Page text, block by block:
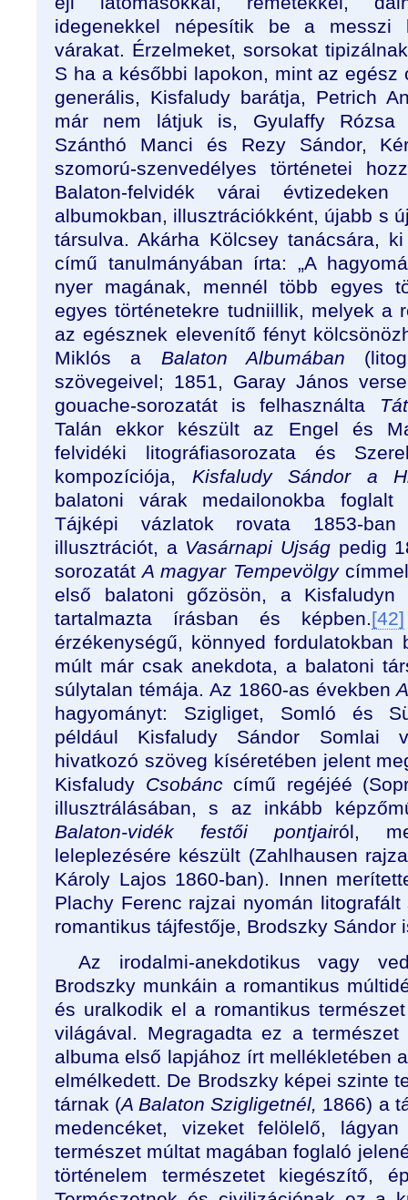
idegenekkel népesítik be a messzi
várakat. Érzelmeket, sorsokat
S ha a későbbi lapokon, mint az egész
generális, Kisfaludy barátja, Petrich
már nem látjuk is, Gyulaffy Rózsa
Szánthó Manci és Rezy Sándor,
szomorú-szenvedélyes történetei
Balaton-felvidék várai évtizedeken
albumokban, illusztrációkként, újabb s
társulva. Akárha Kölcsey tanácsára,
című tanulmányában írta: „A
nyer magának, mennél több egyes
egyes történetekre tudniillik, melyek a
az egésznek elevenítő fényt
Miklós a Balaton Albumában
szövegeivel; 1851, Garay János
gouache-sorozatát is felhasználta
Talán ekkor készült az Engel és
felvidéki litográfiasorozata és
kompozíciója, Kisfaludy Sándor a
balatoni várak medailonokba foglalt
Tájképi vázlatok rovata 1853-ban
illusztrációt, a Vasárnapi Ujságpedig
sorozatátA magyar Tempevölgy
első balatoni gőzösön, a Kisfaludyn
tartalmazta írásban és képben.[42]
érzékenységű, könnyed fordulatokban
múlt már csak anekdota, a balatoni
súlytalan témája. Az 1860-as években
hagyományt: Szigliget, Somló és
például Kisfaludy Sándor Somlai
hivatkozó szöveg kíséretében jelent
Kisfaludy Csobánccímű regéjéé
illusztrálásában, s az inkább
Balaton-vidék festői
pontjairól,
leleplezésére készült (Zahlhausen
Károly Lajos 1860-ban). Innen
Plachy Ferenc rajzai nyomán
romantikus tájfestője, Brodszky Sándor
Az irodalmi-anekdotikus vagy
Brodszky munkáin a romantikus
és uralkodik el a romantikus
világával. Megragadta ez a
albuma első lapjához írt mellékletében
elmélkedett. De Brodszky képei szinte
tárnak (A Balaton Szigligetnél, 1866) a
medencéket, vizeket felölelő,
természet múltat magában foglaló
történelem természetet kiegészítő,